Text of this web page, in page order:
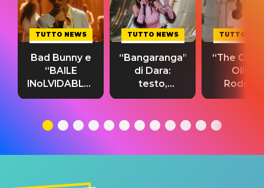
TUTTO NEWS
Bad Bunny e
“BAILE
INoLVIDABLE”:
testo,
significato
TUTTO NEWS
“Bangaranga”
di Dara:
testo,
traduzione e
del singolo
TUTTO
“The
Olivia
testo,